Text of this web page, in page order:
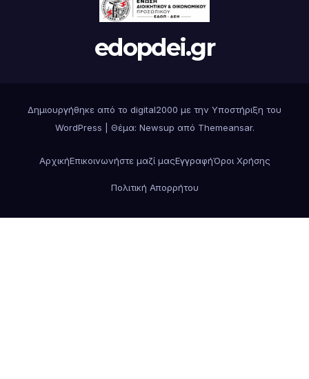
edopdei.gr
Δημιουργήθηκε από το digital2000 με την Υποστήριξη του
WordPress
Θέμα: Newsup από Themeansar.
ΑρχικήΕπικοινωνήστε μαζί μαςΕγγραφήΌροι Χρήσης
Πολιτική Απορρήτου